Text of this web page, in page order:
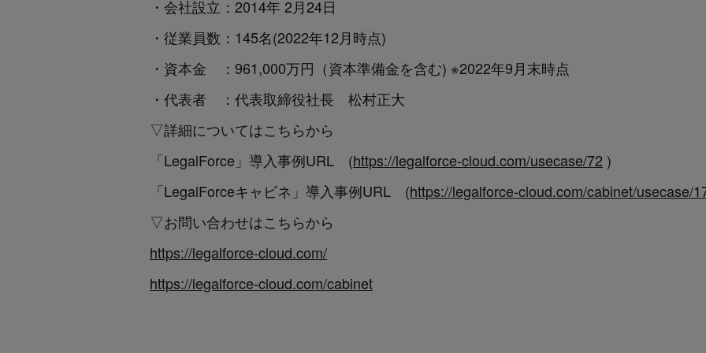
・会社設立：2014年 2月24日
・従業員数：145名(2022年12月時点)
・資本金 ：961,000万円（資本準備金を含む) ※2022年9月末時点
・代表者 ：代表取締役社長 松村正大
▽詳細についてはこちらから
「LegalForce」導入事例URL (https://legalforce-cloud.com/usecase/72 )
「LegalForceキャビネ」導入事例URL (https://legalforce-cloud.com/cabinet/usecase/
▽お問い合わせはこちらから
https://legalforce-cloud.com/
https://legalforce-cloud.com/cabinet